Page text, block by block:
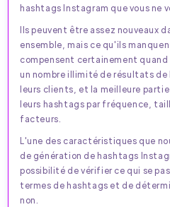
hashtags Instagram que vous ne
Ils peuvent être assez nouveaux
ensemble, mais ce qu'ils
compensent certainement
un nombre illimité de résultats
leurs clients, et la meilleure
leurs hashtags par fréquence,
facteurs.
L'une des caractéristiques que
de génération de hashtags
possibilité de vérifier ce qui se
termes de hashtags et de
non.